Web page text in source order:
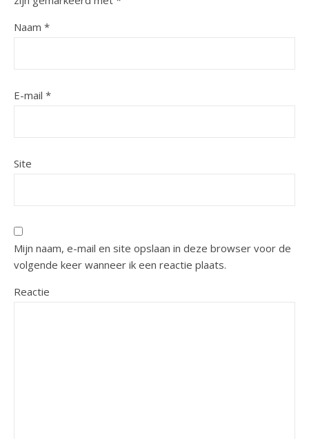
Naam *
E-mail *
Site
Mijn naam, e-mail en site opslaan in deze browser voor de
volgende keer wanneer ik een reactie plaats.
Reactie